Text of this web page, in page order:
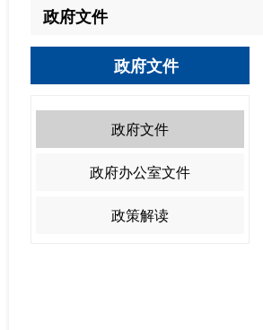
政府文件
政府文件
政府文件
政府办公室文件
政策解读